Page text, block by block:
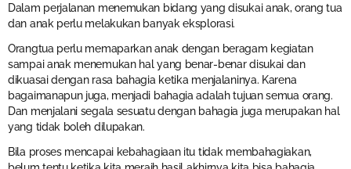
Dalam perjalanan menemukan bidang yang disukai anak, orang tua
dan anak perlu melakukan banyak eksplorasi.
Orangtua perlu memaparkan anak dengan beragam kegiatan
sampai anak menemukan hal yang benar-benar disukai dan
dikuasai dengan rasa bahagia ketika menjalaninya. Karena
bagaimanapun juga, menjadi bahagia adalah tujuan semua orang.
Dan menjalani segala sesuatu dengan bahagia juga merupakan hal
yang tidak boleh dilupakan.
Bila proses mencapai kebahagiaan itu tidak membahagiakan,